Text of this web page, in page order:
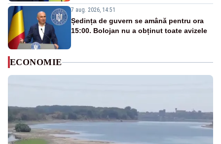
7 aug. 2026, 14:51
Ședința de guvern se amână pentru ora
15:00. Bolojan nu a obținut toate avizele
ECONOMIE